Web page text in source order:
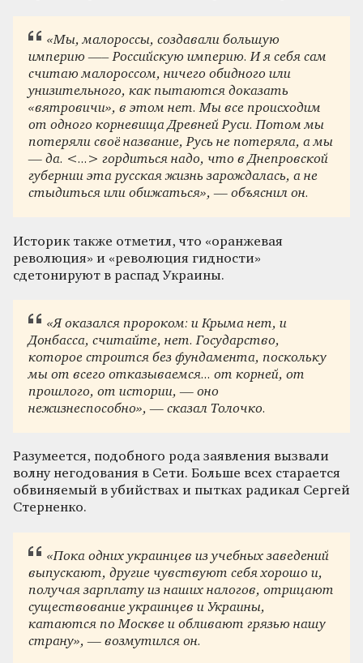
«Мы, малороссы, создавали большую
империю —– Российскую империю. И я себя сам
считаю малороссом, ничего обидного или
унизительного, как пытаются доказать
«вятровичи», в этом нет. Мы все происходим
от одного корневища Древней Руси. Потом мы
потеряли своё название, Русь не потеряла, а мы
— да. <...> гордиться надо, что в Днепровской
губернии эта русская жизнь зарождалась, а не
стыдиться или обижаться», — объяснил он.
Историк также отметил, что «оранжевая
революция» и «революция гидности»
сдетонируют в распад Украины.
«Я оказался пророком: и Крыма нет, и
Донбасса, считайте, нет. Государство,
которое строится без фундамента, поскольку
мы от всего отказываемся... от корней, от
прошлого, от истории, — оно
нежизнеспособно», — сказал Толочко.
Разумеется, подобного рода заявления вызвали
волну негодования в Сети. Больше всех старается
обвиняемый в убийствах и пытках радикал Сергей
Стерненко.
«Пока одних украинцев из учебных заведений
выпускают, другие чувствуют себя хорошо и,
получая зарплату из наших налогов, отрицают
существование украинцев и Украины,
катаются по Москве и обливают грязью нашу
страну», — возмутился он.